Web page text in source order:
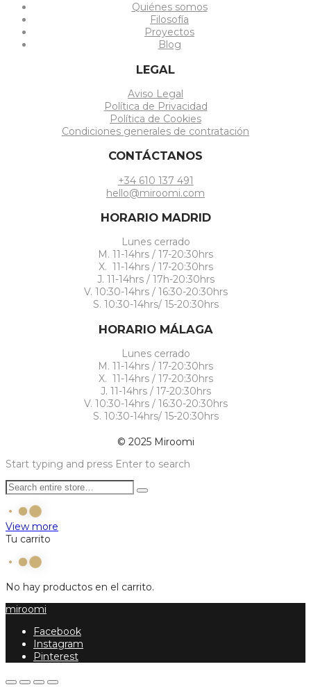
Quiénes somos
Filosofía
Proyectos
Blog
LEGAL
Aviso Legal
Política de Privacidad
Política de Cookies
Condiciones generales de contratación
CONTÁCTANOS
+34 610 137 491
hello@miroomi.com
HORARIO MADRID
Lunes cerrado
M. 11-14hrs / 17-20:30hrs
X. 11-14hrs / 17-20:30hrs
J. 11-14hrs / 17h-20:30hrs
V. 10:30-14hrs / 16:30-20:30hrs
S. 10:30-14hrs/ 15-20:30hrs
HORARIO MÁLAGA
Lunes cerrado
M. 11-14hrs / 17-20:30hrs
X. 11-14hrs / 17-20:30hrs
J. 11-14hrs / 17-20:30hrs
V. 10:30-14hrs / 16:30-20:30hrs
S. 10:30-14hrs/ 15-20:30hrs
© 2025 Miroomi
Start typing and press Enter to search
View more
Tu carrito
No hay productos en el carrito.
miroomi
Facebook
Instagram
Pinterest